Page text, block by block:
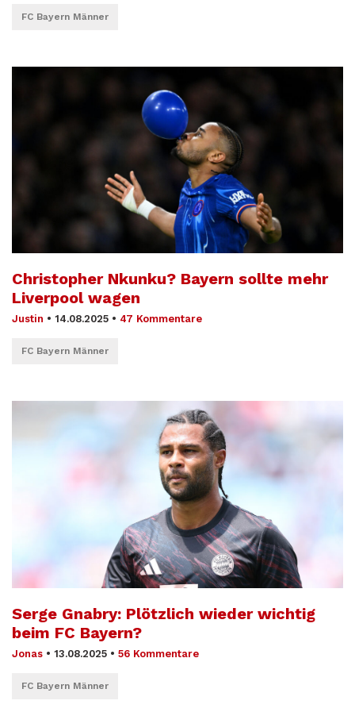
FC Bayern Männer
Christopher Nkunku? Bayern sollte mehr
Liverpool wagen
Justin • 14.08.2025 • 47 Kommentare
FC Bayern Männer
Serge Gnabry: Plötzlich wieder wichtig
beim FC Bayern?
Jonas • 13.08.2025 • 56 Kommentare
FC Bayern Männer